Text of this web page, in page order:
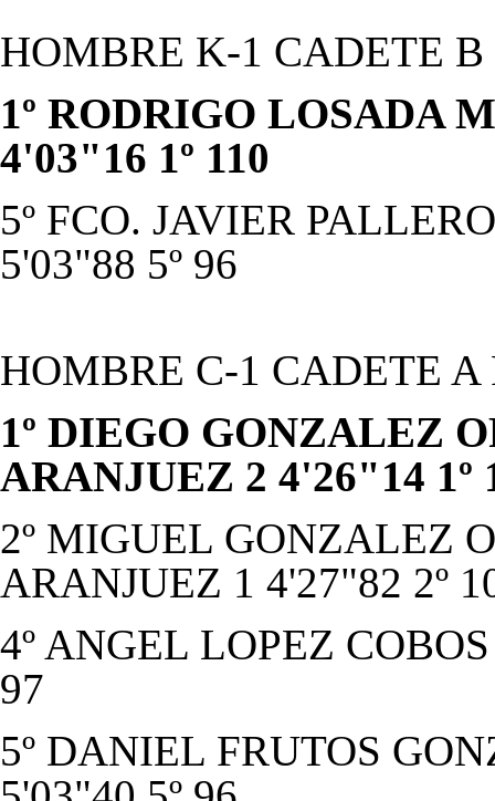
HOMBRE K-1 CADETE
1º RODRIGO LOSADA
4'03"16 1º 110
5º FCO. JAVIER
5'03"88 5º 96
HOMBRE C-1 CADETE
1º DIEGO GONZALEZ
ARANJUEZ 2 4'26"14 1º
2º MIGUEL GONZALEZ
ARANJUEZ 1 4'27"82 2º
4º ANGEL LOPEZ
97
5º DANIEL FRUTOS